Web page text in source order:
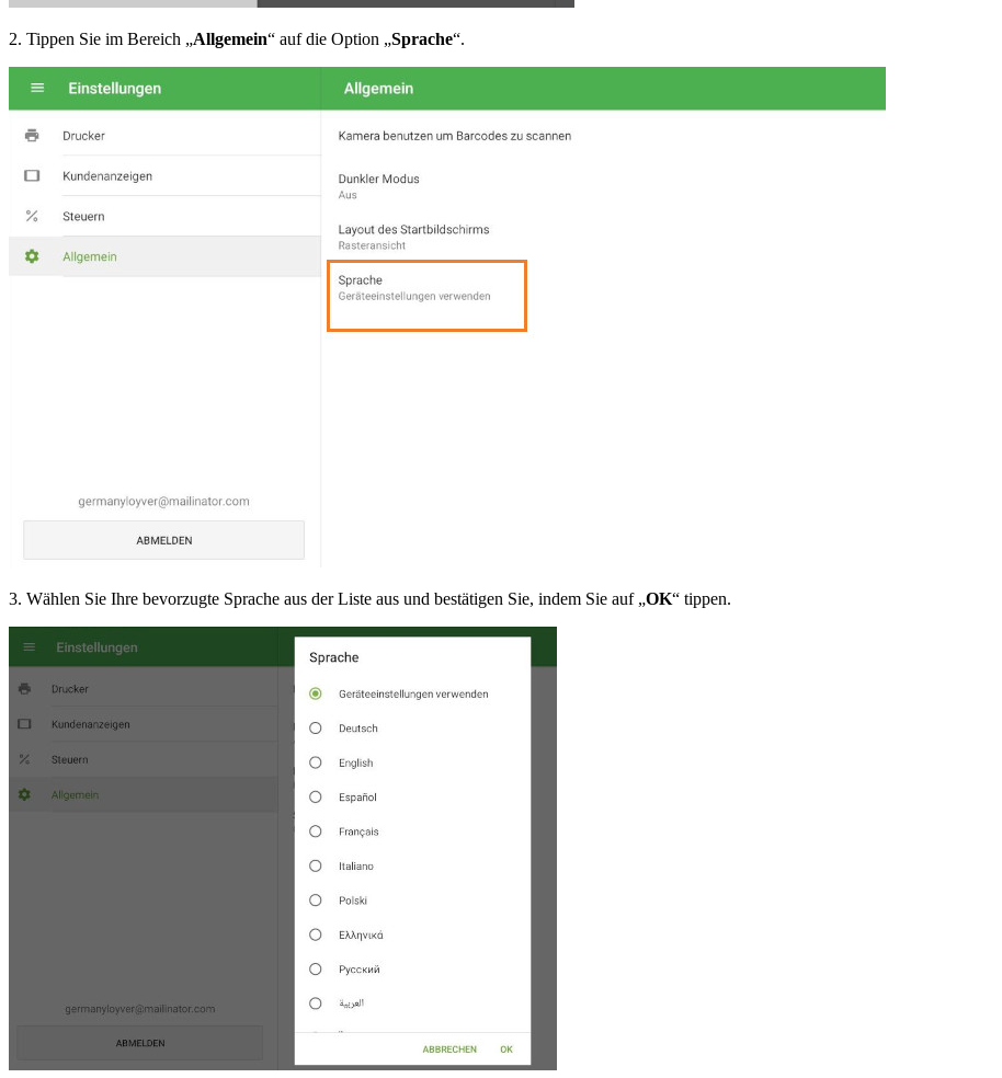
2. Tippen Sie im Bereich „Allgemein“ auf die Option „Sprache“.
3. Wählen Sie Ihre bevorzugte Sprache aus der Liste aus und bestätigen Sie, indem Sie auf „OK“ tippen.